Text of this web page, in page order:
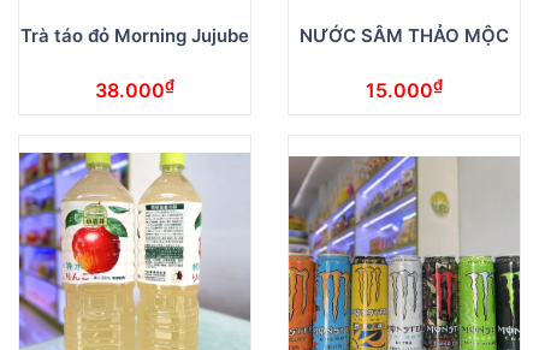
Trà táo đỏ Morning Jujube
38.000₫
NƯỚC SÂM THẢO MỘC
15.000₫